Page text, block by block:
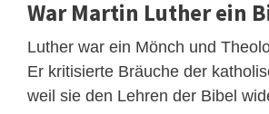
War Martin Luther ein
Luther war ein Mönch und
Er kritisierte Bräuche der
weil sie den Lehren der Bibel